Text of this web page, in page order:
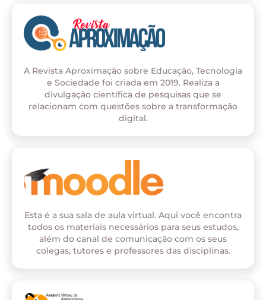
A Revista Aproximação sobre Educação, Tecnologia
e Sociedade foi criada em 2019. Realiza a
divulgação científica de pesquisas que se
relacionam com questões sobre a transformação
digital.
Esta é a sua sala de aula virtual. Aqui você encontra
todos os materiais necessários para seus estudos,
além do canal de comunicação com os seus
colegas, tutores e professores das disciplinas.